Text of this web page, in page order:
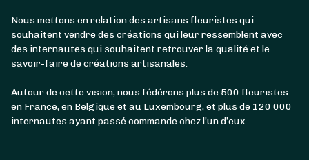
Nous mettons en relation des artisans fleuristes qui
souhaitent vendre des créations qui leur ressemblent avec
des internautes qui souhaitent retrouver la qualité et le
savoir-faire de créations artisanales.
Autour de cette vision, nous fédérons plus de 500 fleuristes
en France, en Belgique et au Luxembourg, et plus de 120 000
internautes ayant passé commande chez l’un d’eux.